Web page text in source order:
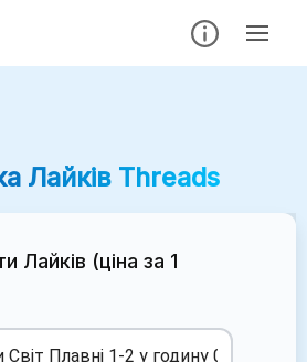
Лайків Threads
Лайків (ціна за 1